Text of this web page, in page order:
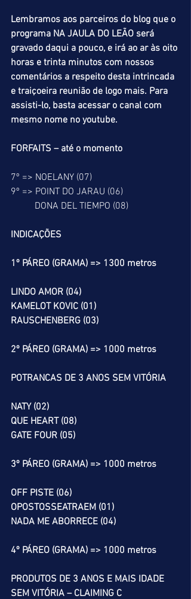
Lembramos aos parceiros do blog que o
programa NA JAULA DO LEÃO será
gravado daqui a pouco, e irá ao ar às oito
horas e trinta minutos com nossos
comentários a respeito desta intrincada
e traiçoeira reunião de logo mais. Para
assisti-lo, basta acessar o canal com
mesmo nome no youtube.
FORFAITS – até o momento
7º => NOELANY (07)
9º => POINT DO JARAU (06)
          DONA DEL TIEMPO (08)
INDICAÇÕES
1º PÁREO (GRAMA) => 1300 metros
LINDO AMOR (04)
KAMELOT KOVIC (01)
RAUSCHENBERG (03)
2º PÁREO (GRAMA) => 1000 metros
POTRANCAS DE 3 ANOS SEM VITÓRIA
NATY (02)
QUE HEART (08)
GATE FOUR (05)
3º PÁREO (GRAMA) => 1000 metros
OFF PISTE (06)
OPOSTOSSEATRAEM (01)
NADA ME ABORRECE (04)
4º PÁREO (GRAMA) => 1000 metros
PRODUTOS DE 3 ANOS E MAIS IDADE
SEM VITÓRIA – CLAIMING C